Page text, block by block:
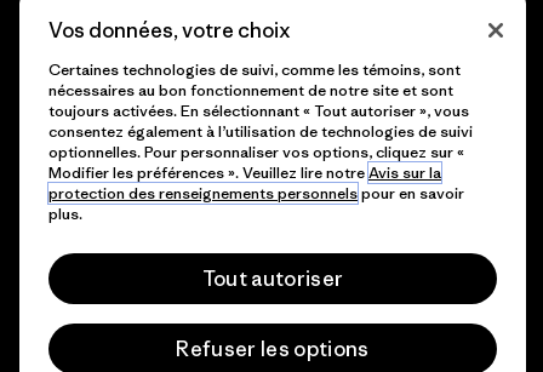
Plan du site
© 2026 Patagonia, Inc. All Rights Reserved.
Vos données, votre choix
Certaines technologies de suivi, comme les témoins, sont
nécessaires au bon fonctionnement de notre site et sont
toujours activées. En sélectionnant « Tout autoriser », vous
consentez également à l’utilisation de technologies de suivi
optionnelles. Pour personnaliser vos options, cliquez sur «
Modifier les préférences ». Veuillez lire notreAvis sur la
protection des renseignements personnelspour en savoir
plus.
Tout autoriser
Refuser les options